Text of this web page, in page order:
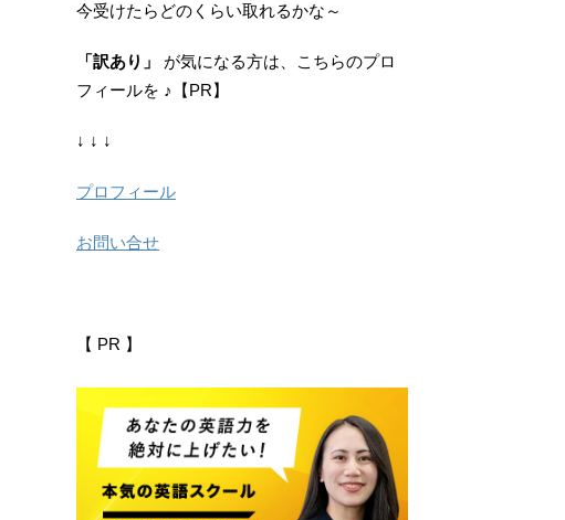
今受けたらどのくらい取れるかな～
「訳あり」
が気になる方は、こちらのプロ
フィールを ♪【PR】
↓ ↓ ↓
プロフィール
お問い合せ
【 PR 】